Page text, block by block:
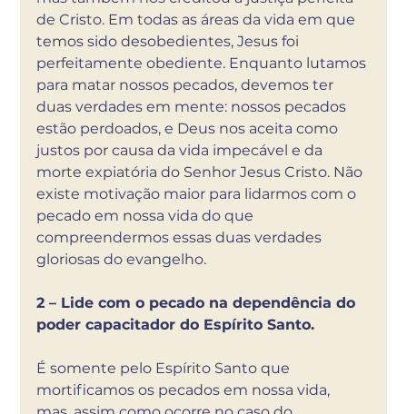
de Cristo. Em todas as áreas da vida em que
temos sido desobedientes, Jesus foi
perfeitamente obediente. Enquanto lutamos
para matar nossos pecados, devemos ter
duas verdades em mente: nossos pecados
estão perdoados, e Deus nos aceita como
justos por causa da vida impecável e da
morte expiatória do Senhor Jesus Cristo. Não
existe motivação maior para lidarmos com o
pecado em nossa vida do que
compreendermos essas duas verdades
gloriosas do evangelho.
2 – Lide com o pecado na dependência do
poder capacitador do Espírito Santo.
É somente pelo Espírito Santo que
mortificamos os pecados em nossa vida,